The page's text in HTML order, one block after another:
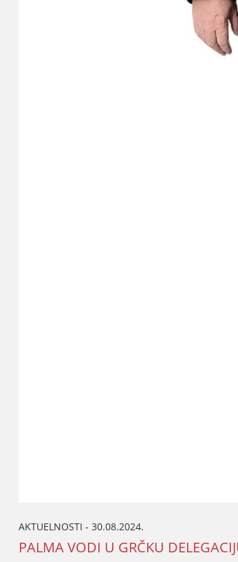
AKTUELNOSTI - 30.08.2024.
PALMA VODI U GRČKU